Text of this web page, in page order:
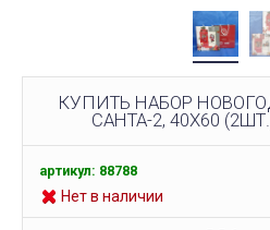
КУПИТЬ НАБОР
САНТА-2, 40Х60
артикул: 88788
Нет в наличии